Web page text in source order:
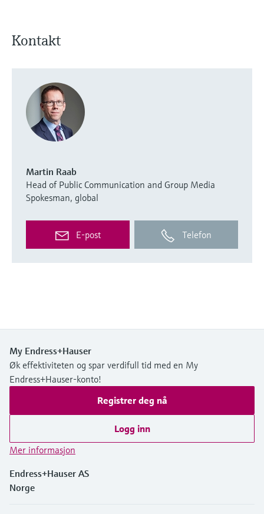
Kontakt
Martin Raab
Head of Public Communication and Group Media
Spokesman, global
E-post Telefon
My Endress+Hauser
Øk effektiviteten og spar verdifull tid med en My
Endress+Hauser-konto!
Registrer deg nå
Logg inn
Mer informasjon
Endress+Hauser AS
Norge